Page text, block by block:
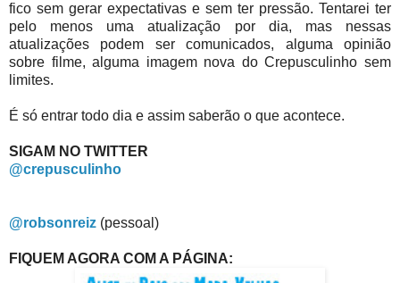
fico sem gerar expectativas e sem ter pressão. Tentarei ter
pelo menos uma atualização por dia, mas nessas
atualizações podem ser comunicados, alguma opinião
sobre filme, alguma imagem nova do Crepusculinho sem
limites.
É só entrar todo dia e assim saberão o que acontece.
SIGAM NO TWITTER
@crepusculinho
@robsonreiz (pessoal)
FIQUEM AGORA COM A PÁGINA: